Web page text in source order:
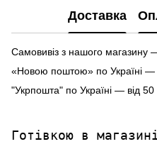
Доставка
Самовивіз з нашого магазину
«Новою поштою» по Україні —
"Укрпошта" по Україні — від 50
Готівкою в